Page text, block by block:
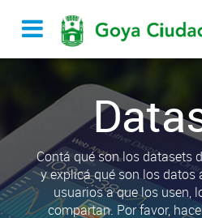
Contá qué son los datasets
y explicá qué son los datos
usuarios a que los usen,
compartan. Por favor,